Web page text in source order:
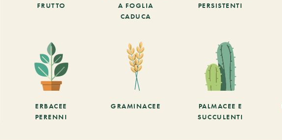
FRUTTO
A FOGLIA
CADUCA
PERSISTENTI
ERBACEE
PERENNI
GRAMINACEE
PALMACEE E
SUCCULENTI